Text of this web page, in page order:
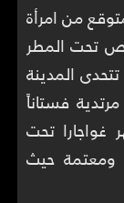
من امرأة
تحت المطر
المدينة
فستاناً
تحت
ومعتمة حيث